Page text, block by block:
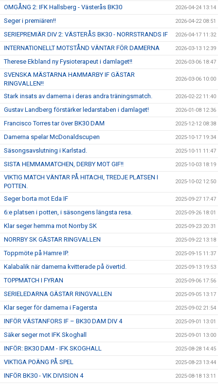
OMGÅNG 2: IFK Hallsberg - Västerås BK30 2026-04-24 13:14
Seger i premiären!! 2026-04-22 08:51
SERIEPREMIÄR DIV 2: VÄSTERÅS BK30 - NORRSTRANDS IF 2026-04-17 11:32
INTERNATIONELLT MOTSTÅND VÄNTAR FÖR DAMERNA 2026-03-13 12:39
Therese Ekbland ny Fysioterapeut i damlaget!! 2026-03-06 18:47
SVENSKA MÄSTARNA HAMMARBY IF GÄSTAR
RINGVALLEN!!
2026-03-06 10:00
Stark insats av damerna i deras andra träningsmatch. 2026-02-22 11:40
Gustav Landberg förstärker ledarstaben i damlaget! 2026-01-08 12:36
Francisco Torres tar över BK30 DAM 2025-12-12 08:38
Damerna spelar McDonaldscupen 2025-10-17 19:34
Säsongsavslutning i Karlstad. 2025-10-11 11:47
SISTA HEMMAMATCHEN, DERBY MOT GIF!! 2025-10-03 18:19
VIKTIG MATCH VÄNTAR PÅ HITACHI, TREDJE PLATSEN I
POTTEN.
2025-10-02 12:50
Seger borta mot Eda IF 2025-09-27 17:47
6:e platsen i potten, i säsongens längsta resa. 2025-09-26 18:01
Klar seger hemma mot Norrby SK 2025-09-23 20:31
NORRBY SK GÄSTAR RINGVALLEN 2025-09-22 13:18
Toppmöte på Hamre IP. 2025-09-15 11:37
Kalabalik när damerna kvitterade på övertid. 2025-09-13 19:53
TOPPMATCH I FYRAN 2025-09-06 17:56
SERIELEDARNA GÄSTAR RINGVALLEN 2025-09-05 13:17
Klar seger för damerna i Fagersta 2025-09-02 21:54
INFÖR VÄSTANFORS IF – BK30 DAM DIV 4 2025-09-01 13:01
Säker seger mot IFK Skoghall 2025-09-01 13:00
INFÖR: BK30 DAM - IFK SKOGHALL 2025-08-28 14:45
VIKTIGA POÄNG PÅ SPEL 2025-08-23 13:44
INFÖR BK30 - VIK DIVISION 4 2025-08-18 13:11